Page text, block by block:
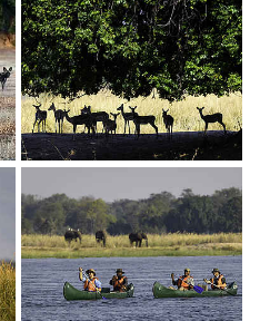
Show larger version